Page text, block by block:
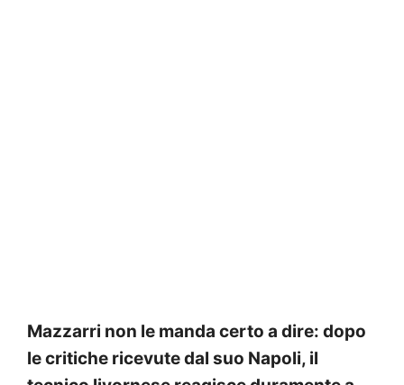
Mazzarri non le manda certo a dire: dopo
le critiche ricevute dal suo Napoli, il